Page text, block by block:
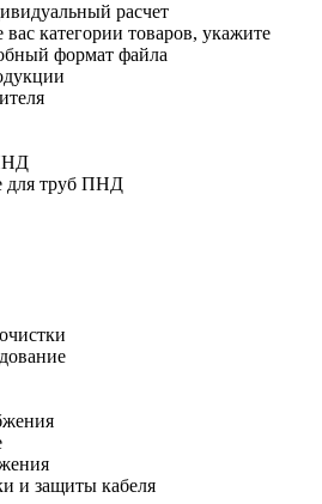
расчет
категории товаров, укажите
формат файла
для труб ПНД
и защиты кабеля